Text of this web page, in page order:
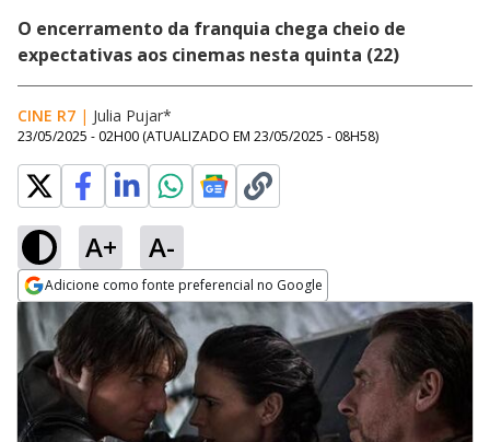
O encerramento da franquia chega cheio de
expectativas aos cinemas nesta quinta (22)
CINE R7 | Julia Pujar*
23/05/2025 - 02H00 (ATUALIZADO EM 23/05/2025 - 08H58)
A+ A-
Adicione como fonte preferencial no Google
Opens in new window